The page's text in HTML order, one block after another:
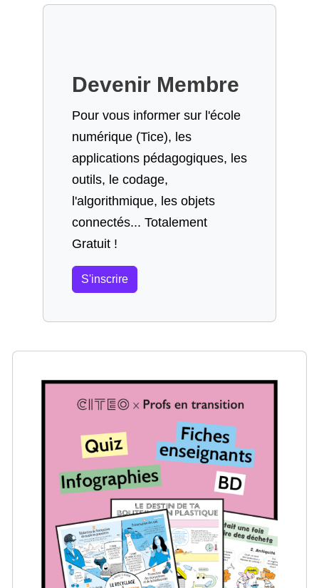
Devenir Membre
Pour vous informer sur l'école
numérique (Tice), les
applications pédagogiques, les
outils, le codage,
l'algorithmique, les objets
connectés... Totalement
Gratuit !
S'inscrire